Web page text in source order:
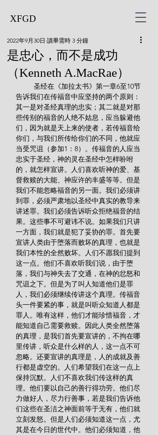
XFGD
是忠心，而不是成功
（Kenneth A.MacRae）
2022年9月30日 讀畢需時 3 分鐘
告诉我们在传福音中应坚持的两个原则：
其一是对圣经真理的忠实；其二就是对那
些传别的福音的人绝不姑息，应当躲避他
们，因为就是天上来的使者，若传福音给
你们，与我们所传给你们的不同，他就应
当受咒诅（参加1：8）。传福音的人应当
忠实于圣经，神的灵在圣经中怎样吩咐
的，就怎样宣讲。人们喜欢听神的爱、基
督救赎的大能、神应许的丰盛等等。但是
我们不能忽略福音的另一面。我们必须讲
到罪，必须严肃地以圣经中真实的教导来
讲述罪。我们必须告诉听众拒绝福音的结
果。这些事不可避讳不说。如果我们只讲
一方面，我们就是犯了妥协的罪。首先要
宣讲人类由于堕落而败坏的真理，也就是
我们本性的全然败坏。人们不愿我们提到
这一点。他们不喜欢听我们说，由于堕
落，我们与神失去了交通，在神的忿怒和
咒诅之下。但是为了叫人知道他们是罪
人，我们必须继续传讲这个真理。传福音
头一件要紧的事，就是叫听众知道人都是
罪人。唯有这样，他们才能珍惜福音，才
能知道自己需要救赎。因此人类全然堕落
的真理，是我们首先要宣讲的，不拘在哪
里传讲，听众是什么样的人，这一点不可
忽略。还要宣讲的真理是，人的成就及善
行都是虚空的。人们希望我们在这一点上
保持沉默。人们不喜欢我们传这样的真
理。他们要以自己的善行得功劳。他们尽
力做好人，尽力行善事，若是我们告诉他
们这些在圣洁之神面前等于无有，他们就
立刻发怒。但是人们必须知道这一点，尤
其是在今日的世代中。他们必须知道，他